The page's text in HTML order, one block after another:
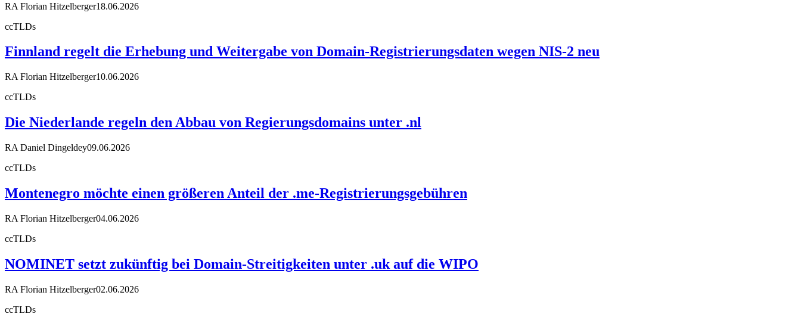
RA Florian Hitzelberger18.06.2026
ccTLDs
Finnland regelt die Erhebung und Weitergabe von Domain-Registrierungsdaten wegen NIS-2 neu
RA Florian Hitzelberger10.06.2026
ccTLDs
Die Niederlande regeln den Abbau von Regierungsdomains unter .nl
RA Daniel Dingeldey09.06.2026
ccTLDs
Montenegro möchte einen größeren Anteil der .me-Registrierungsgebühren
RA Florian Hitzelberger04.06.2026
ccTLDs
NOMINET setzt zukünftig bei Domain-Streitigkeiten unter .uk auf die WIPO
RA Florian Hitzelberger02.06.2026
ccTLDs